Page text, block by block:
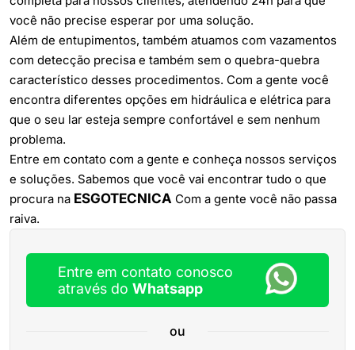
você não precise esperar por uma solução.
Além de entupimentos, também atuamos com vazamentos
com detecção precisa e também sem o quebra-quebra
característico desses procedimentos. Com a gente você
encontra diferentes opções em hidráulica e elétrica para
que o seu lar esteja sempre confortável e sem nenhum
problema.
Entre em contato com a gente e conheça nossos serviços
e soluções. Sabemos que você vai encontrar tudo o que
procura na ESGOTECNICA Com a gente você não passa
raiva.
Entre em contato conosco
através do Whatsapp
ou